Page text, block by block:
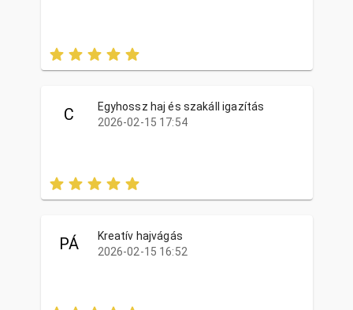
C
Egyhossz haj és szakáll igazítás
2026-02-15 17:54
PÁ
Kreatív hajvágás
2026-02-15 16:52